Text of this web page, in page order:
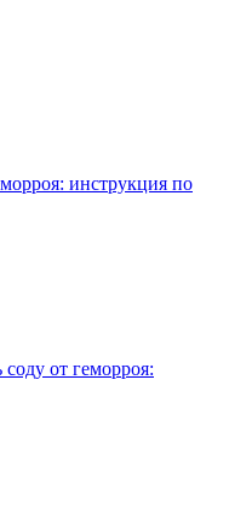
инструкция по
от геморроя: